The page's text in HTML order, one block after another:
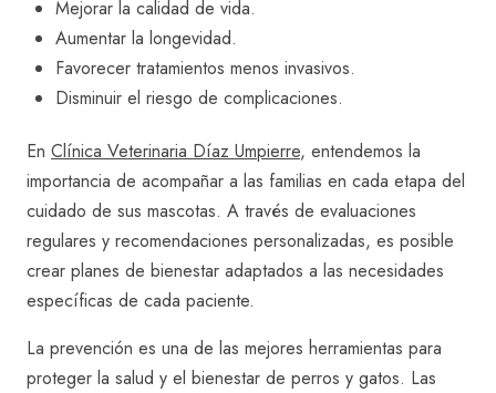
Mejorar la calidad de vida.
Aumentar la longevidad.
Favorecer tratamientos menos invasivos.
Disminuir el riesgo de complicaciones.
En Clínica Veterinaria Díaz Umpierre, entendemos la
importancia de acompañar a las familias en cada etapa del
cuidado de sus mascotas. A través de evaluaciones
regulares y recomendaciones personalizadas, es posible
crear planes de bienestar adaptados a las necesidades
específicas de cada paciente.
La prevención es una de las mejores herramientas para
proteger la salud y el bienestar de perros y gatos. Las